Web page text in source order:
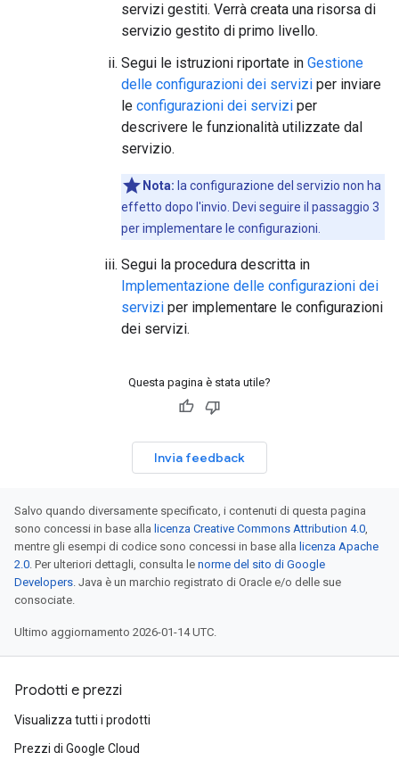
servizi gestiti. Verrà creata una risorsa di
servizio gestito di primo livello.
Segui le istruzioni riportate in Gestione
delle configurazioni dei servizi per inviare
le configurazioni dei servizi per
descrivere le funzionalità utilizzate dal
servizio.
Nota: la configurazione del servizio non ha
effetto dopo l'invio. Devi seguire il passaggio 3
per implementare le configurazioni.
Segui la procedura descritta in
Implementazione delle configurazioni dei
servizi per implementare le configurazioni
dei servizi.
Questa pagina è stata utile?
Invia feedback
Salvo quando diversamente specificato, i contenuti di questa pagina
sono concessi in base alla licenza Creative Commons Attribution 4.0,
mentre gli esempi di codice sono concessi in base alla licenza Apache
2.0. Per ulteriori dettagli, consulta le norme del sito di Google
Developers. Java è un marchio registrato di Oracle e/o delle sue
consociate.
Ultimo aggiornamento 2026-01-14 UTC.
Prodotti e prezzi
Visualizza tutti i prodotti
Prezzi di Google Cloud